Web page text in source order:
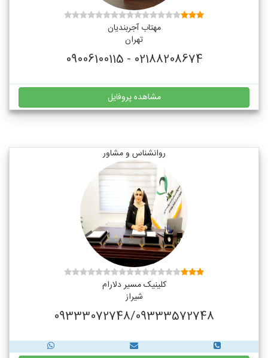
مهتاب آجربندیان
تهران
02188208674 - 09006100115
مشاهده پروفایل
روانشناس و مشاور
کلینیک مسیر دلارام
شیراز
09333072748/09333572748